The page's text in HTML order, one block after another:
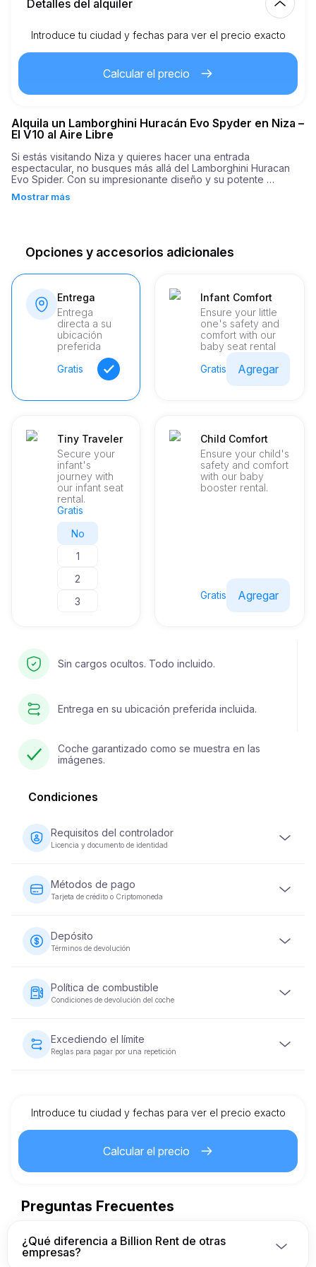
Detalles del alquiler
Km incluidos 150.00
Edad mínima 21
Depósito de seguridad 10,000.00
Introduce tu ciudad y fechas para ver el precio exacto
Calcular el precio
Alquila un Lamborghini Huracán Evo Spyder en Niza –
El V10 al Aire Libre
Si estás visitando Niza y quieres hacer una entrada
espectacular, no busques más allá del Lamborghini Huracan
Evo Spider. Con su impresionante diseño y su potente
Ya sea que estés paseando por la ciudad o visitando playas
caballos de fuerza que ofrece una aceleración de infarto,
alcanzando de 0 a 100 km/h en apenas 3.1 segundos. Este
distintivo rugido del motor es solo uno de los detalles únicos
que distinguen a este Lamborghini de otros coches
deportivos.
El elegante diseño del Huracan Evo Spider no se trata solo de
estética, sino también de rendimiento.
Mostrar más
Opciones y accesorios adicionales
Entrega
Entrega
directa a su
ubicación
preferida
Gratis
Infant Comfort
Ensure your little
one's safety and
comfort with our
baby seat rental
Gratis
Agregar
Tiny Traveler
Secure your
infant's
journey with
our infant seat
rental.
Gratis
No
1
2
3
Child Comfort
Ensure your child's
safety and comfort
with our baby
booster rental.
Gratis Agregar
Sin cargos ocultos. Todo incluido.
Entrega en su ubicación preferida incluida.
Coche garantizado como se muestra en las
imágenes.
Condiciones
Requisitos del controlador
Licencia y documento de identidad
licencia de conducir válida. También se requiere un
documento de identidad (pasaporte o ID nacional).
Algunos vehículos pueden requerir que el conductor
Métodos de pago
Tarjeta de crédito o Criptomoneda
con tarjeta de crédito o criptomoneda. Se requiere el
pago completo en el momento de la reserva para
asegurar su reservación.
Depósito
Términos de devolución
antes de entregar el vehículo. El monto del depósito varía
según la categoría del vehículo y se devolverá dentro de
5-10 días hábiles después de que el vehículo se
Política de combustible
Condiciones de devolución del coche
combustible con el que se proporcionó.
Excediendo el límite
Reglas para pagar por una repetición
especificado en el contrato de alquiler.
Introduce tu ciudad y fechas para ver el precio exacto
Calcular el precio
Preguntas Frecuentes
¿Qué diferencia a Billion Rent de otras
empresas?